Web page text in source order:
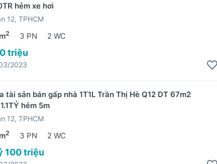
hẻm xe hơi
12, TPHCM
2 3 PN 2 WC
triệu
2023
tài sản bán gấp nhà 1T1L Trần Thị Hè Q12 DT 67m2
hẻm 5m
12, TPHCM
2 3 PN 2 WC
100 triệu